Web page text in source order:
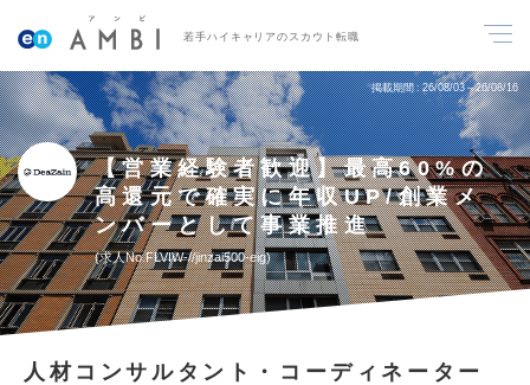
若手ハイキャリアのスカウト転職
掲載期間 26/08/03～26/08/16
【営業経験者歓迎】最高60%の
高還元で確実に年収UP/創業メ
ンバーとして事業推進
求人No.FLVIW-//jinzai500-eig
人材コンサルタント・コーディネーター